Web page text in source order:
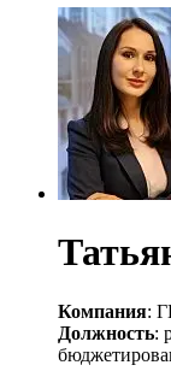
Компания:
Должность: